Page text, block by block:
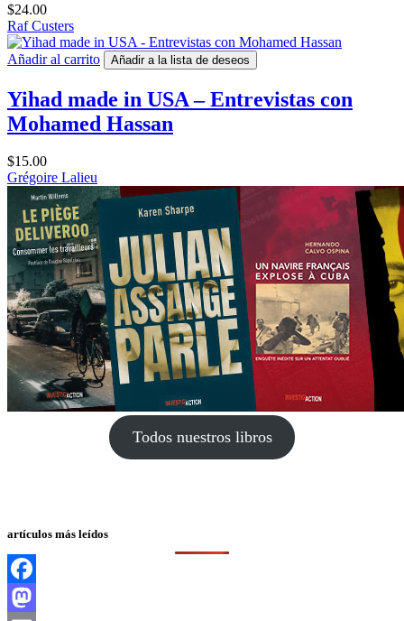
$24.00
Raf Custers
Añadir al carrito Añadir a la lista de deseos
Yihad made in USA – Entrevistas con
Mohamed Hassan
$15.00
Grégoire Lalieu
Todos nuestros libros
artículos más leídos
Facebook